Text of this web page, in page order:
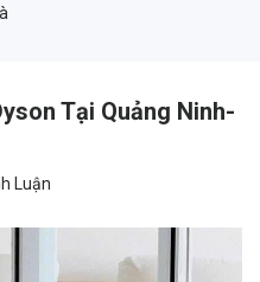
Tại Quảng Ninh-
Luận